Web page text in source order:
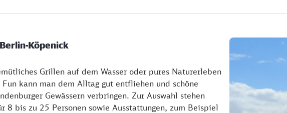
Köpenick
Grillen auf dem Wasser oder pures Naturerleben
kann man dem Alltag gut entfliehen und schöne
Gewässern verbringen. Zur Auswahl stehen
8 bis zu 25 Personen sowie Ausstattungen, zum Beispiel